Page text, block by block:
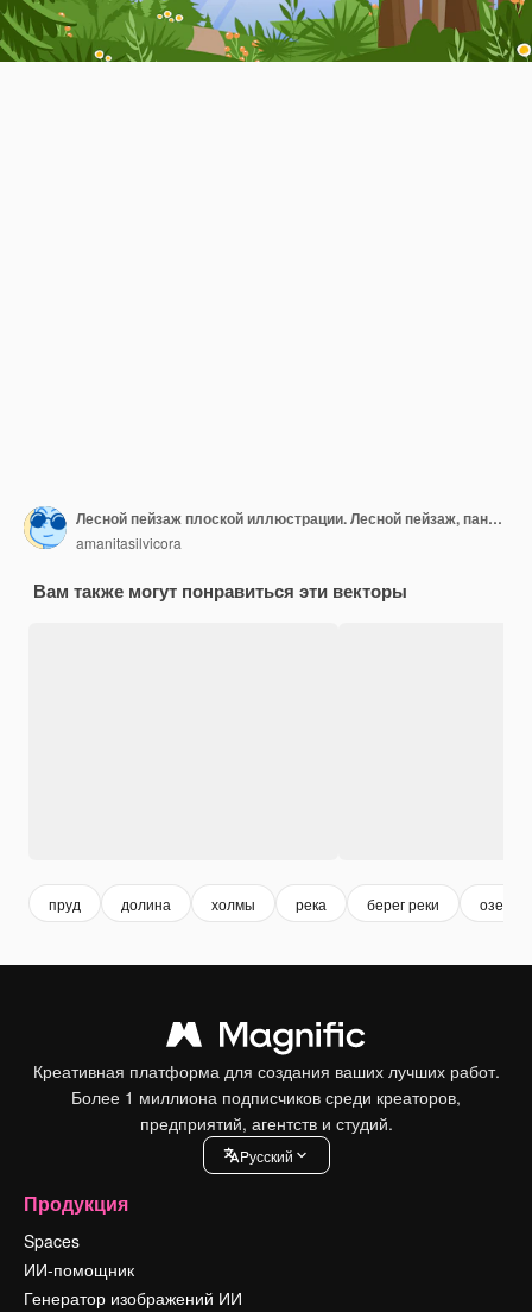
Лесной пейзаж плоской иллюстрации. Лесной пейзаж, панорама живой природы, озеро и горы, холмистая местность сцены. Природа, лето, сельский пейзаж, зеленая долина панорамный вид.
amanitasilvicora
Вам также могут понравиться эти векторы
пруд долина холмы река берег реки озеро
Креативная платформа для создания ваших лучших работ.
Более 1 миллиона подписчиков среди креаторов,
предприятий, агентств и студий.
Pусский
Продукция
Spaces
ИИ-помощник
Генератор изображений ИИ